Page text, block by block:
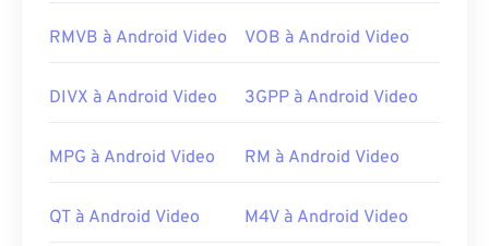
RMVB à Android Video VOB à Android Video
DIVX à Android Video 3GPP à Android Video
MPG à Android Video RM à Android Video
QT à Android Video M4V à Android Video